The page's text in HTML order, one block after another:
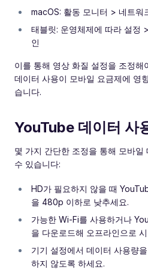
macOS: 활동 모니터 > 네트워
태블릿: 운영체제에 따라 설정
인
이를 통해 영상 화질 설정을 조정해
데이터 사용이 모바일 요금제에 영
습니다.
YouTube 데이터 사
몇 가지 간단한 조정을 통해 모바일
수 있습니다:
HD가 필요하지 않을 때
을 480p 이하로 낮추세요.
가능한 Wi-Fi를 사용하거나
을 다운로드해 오프라인으로
기기 설정에서 데이터 사용량
하지 않도록 하세요.